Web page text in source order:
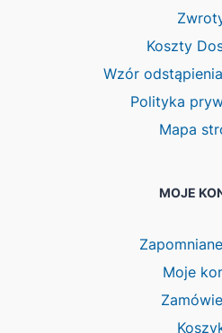
Koszty
Wzór
Polityka
Mapa
MOJE
Moje